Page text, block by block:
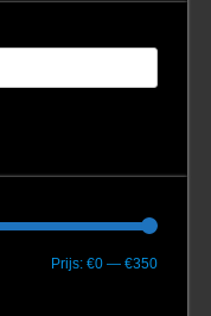
Min.
Max.
Prijs: €0 — €350